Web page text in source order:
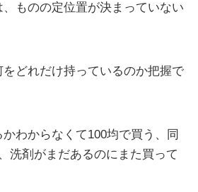
ものの定位置が決まっていない
どれだけ持っているのか把握で
わからなくて100均で買う、同
洗剤がまだあるのにまた買って